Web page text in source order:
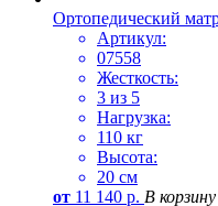
Ортопедический
Артикул:
07558
Жесткость:
3 из 5
Нагрузка:
110 кг
Высота:
20 см
от 11 140 р. В корзину